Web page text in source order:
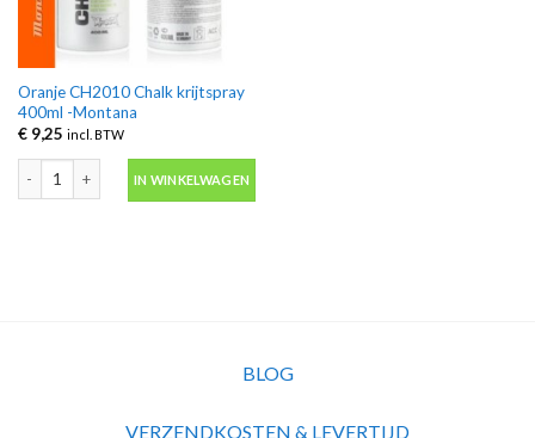
Oranje CH2010 Chalk krijtspray
400ml -Montana
€9,25 incl. BTW
Oranje CH2010 Chalk krijtspray 400ml -Montana aantal
IN WINKELWAGEN
BLOG
VERZENDKOSTEN & LEVERTIJD